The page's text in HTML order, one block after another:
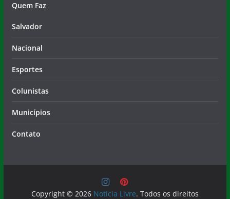
Quem Faz
Salvador
Nacional
Esportes
Colunistas
Municípios
Contato
Copyright © 2026 Notícia Livre. Todos os direitos